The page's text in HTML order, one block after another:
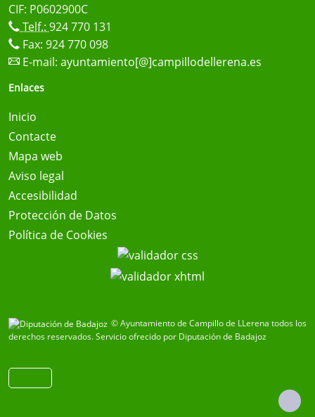
CIF: P0602900C
Telf.: 924 770 131
Fax: 924 770 098
E-mail: ayuntamiento[@]campillodellerena.es
Enlaces
Inicio
Contacte
Mapa web
Aviso legal
Accesibilidad
Protección de Datos
Política de Cookies
© Ayuntamiento de Campillo de LLerena todos los
derechos reservados.Servicio ofrecido por Diputación de Badajoz